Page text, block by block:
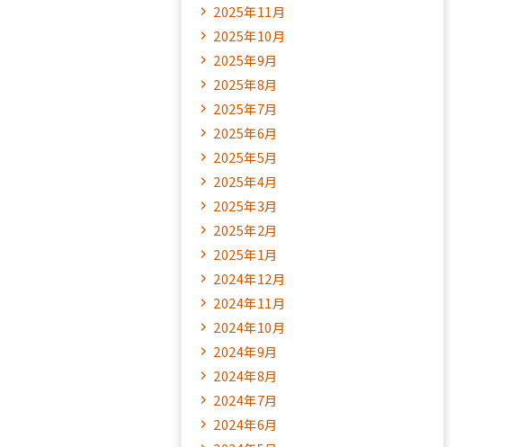
2025年11月
2025年10月
2025年9月
2025年8月
2025年7月
2025年6月
2025年5月
2025年4月
2025年3月
2025年2月
2025年1月
2024年12月
2024年11月
2024年10月
2024年9月
2024年8月
2024年7月
2024年6月